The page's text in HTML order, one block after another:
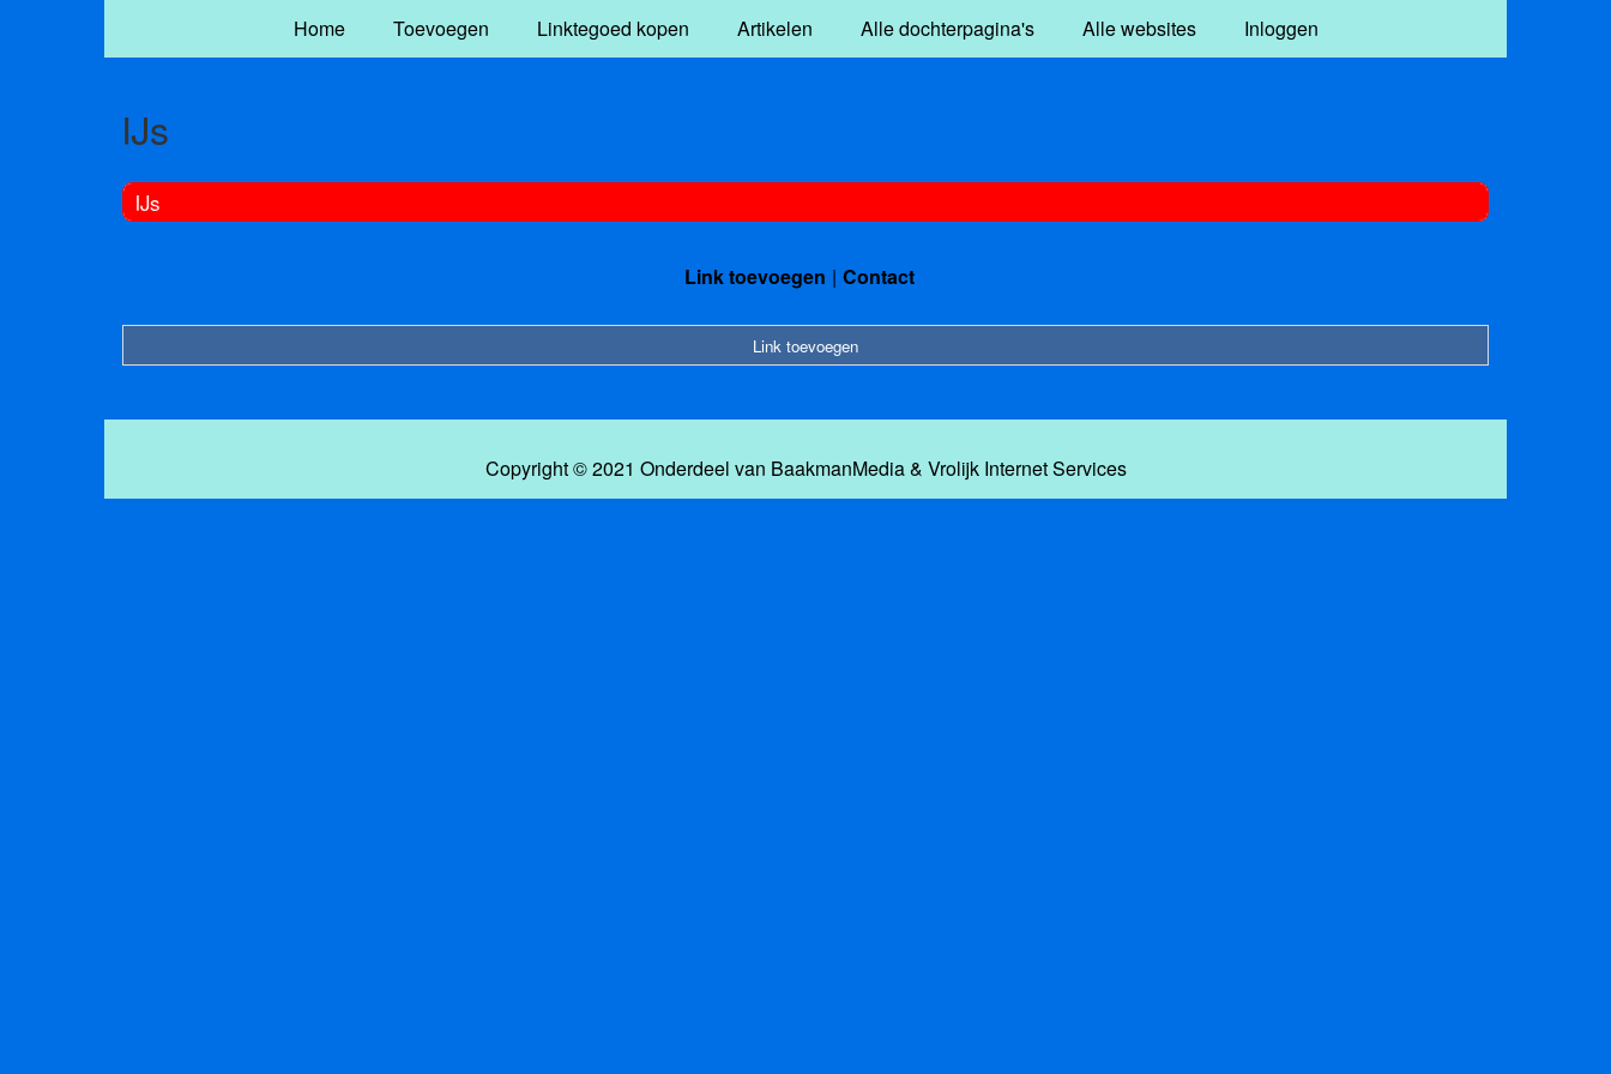
Home Toevoegen Linktegoed kopen Artikelen Alle dochterpagina's Alle websites Inloggen
IJs
IJs
Link toevoegen Contact
Link toevoegen
Copyright © 2021 Onderdeel van BaakmanMedia& Vrolijk Internet Services